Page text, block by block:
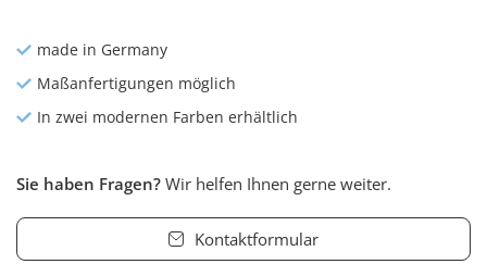
made in Germany
Maßanfertigungen möglich
In zwei modernen Farben erhältlich
Sie haben Fragen? Wir helfen Ihnen gerne weiter.
Kontaktformular